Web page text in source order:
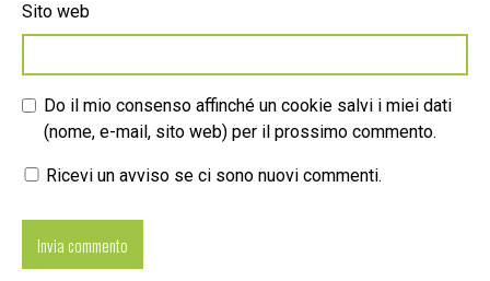
Sito web
Do il mio consenso affinché un cookie salvi i miei dati
(nome, e-mail, sito web) per il prossimo commento.
Ricevi un avviso se ci sono nuovi commenti.